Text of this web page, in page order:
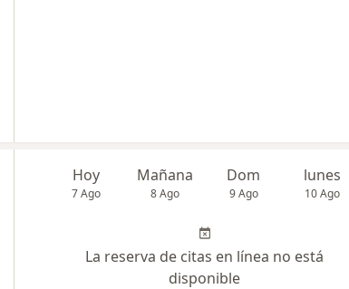
Hoy
7 Ago
Mañana
8 Ago
Dom
9 Ago
lunes
10 Ago
La reserva de citas en línea no está
disponible